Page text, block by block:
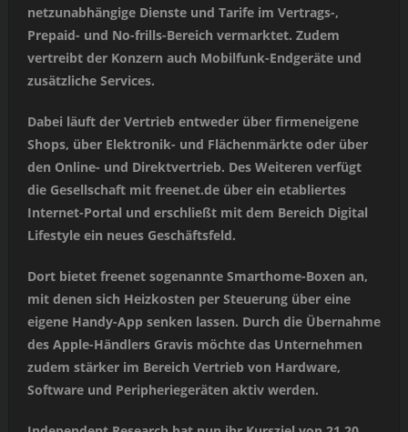
netzunabhängige Dienste und Tarife im Vertrags-,
Prepaid- und No-frills-Bereich vermarktet. Zudem
vertreibt der Konzern auch Mobilfunk-Endgeräte und
zusätzliche Services.
Dabei läuft der Vertrieb entweder über firmeneigene
Shops, über Elektronik- und Flächenmärkte oder über
den Online- und Direktvertrieb. Des Weiteren verfügt
die Gesellschaft mit freenet.de über ein etabliertes
Internet-Portal und erschließt mit dem Bereich Digital
Lifestyle ein neues Geschäftsfeld.
Dort bietet freenet sogenannte Smarthome-Boxen an,
mit denen sich Heizkosten per Steuerung über eine
eigene Handy-App senken lassen. Durch die Übernahme
des Apple-Händlers Gravis möchte das Unternehmen
zudem stärker im Bereich Vertrieb von Hardware,
Software und Peripheriegeräten aktiv werden.